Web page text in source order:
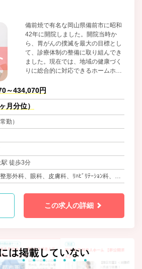
備前焼で有名な岡山県備前市に昭和
42年に開院しました。開院当時か
ら、胃がんの撲滅を最大の目標とし
て、診療体制の整備に取り組んでき
ました。現在では、地域の健康づく
りに総合的に対応できるホームホス
幅広い要望に対応しています。がん
をはじめとする病気の早期発見を目
指し、レントゲンや内視鏡検査、超
音波検査など、各種検査体制の充実
～434,070円
月分位）
勤）
徒歩3分
形外科、眼科、皮膚科、ﾘﾊﾋﾞﾘﾃｰｼｮﾝ科、麻
この求人の詳細